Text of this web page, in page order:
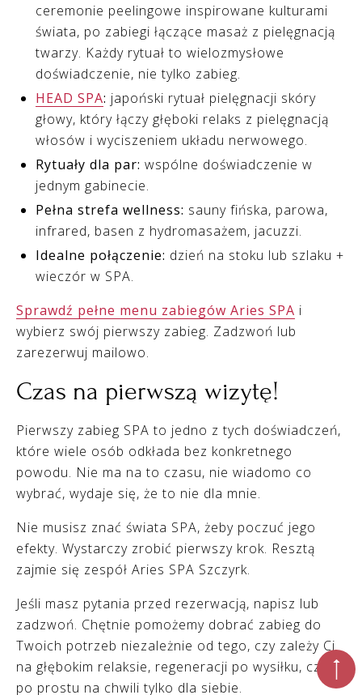
ceremonie peelingowe inspirowane kulturami
świata, po zabiegi łączące masaż z pielęgnacją
twarzy. Każdy rytuał to wielozmysłowe
doświadczenie, nie tylko zabieg.
HEAD SPA: japoński rytuał pielęgnacji skóry
głowy, który łączy głęboki relaks z pielęgnacją
włosów i wyciszeniem układu nerwowego.
Rytuały dla par: wspólne doświadczenie w
jednym gabinecie.
Pełna strefa wellness: sauny fińska, parowa,
infrared, basen z hydromasażem, jacuzzi.
Idealne połączenie: dzień na stoku lub szlaku +
wieczór w SPA.
Sprawdź pełne menu zabiegów Aries SPA i
wybierz swój pierwszy zabieg. Zadzwoń lub
zarezerwuj mailowo.
Czas na pierwszą wizytę!
Pierwszy zabieg SPA to jedno z tych doświadczeń,
które wiele osób odkłada bez konkretnego
powodu. Nie ma na to czasu, nie wiadomo co
wybrać, wydaje się, że to nie dla mnie.
Nie musisz znać świata SPA, żeby poczuć jego
efekty. Wystarczy zrobić pierwszy krok. Resztą
zajmie się zespół Aries SPA Szczyrk.
Jeśli masz pytania przed rezerwacją, napisz lub
zadzwoń. Chętnie pomożemy dobrać zabieg do
Twoich potrzeb niezależnie od tego, czy zależy Ci
na głębokim relaksie, regeneracji po wysiłku, czy
po prostu na chwili tylko dla siebie.